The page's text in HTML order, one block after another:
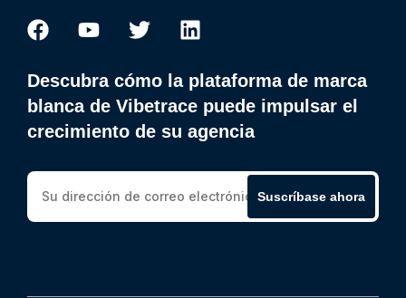
Descubra cómo la plataforma de marca
blanca de Vibetrace puede impulsar el
crecimiento de su agencia
Suscríbase ahora